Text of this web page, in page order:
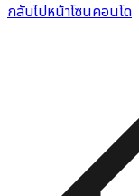
กลับไปหน้าโซนคอนโด